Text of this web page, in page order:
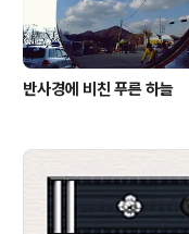
반사경에 비친 푸른 하늘